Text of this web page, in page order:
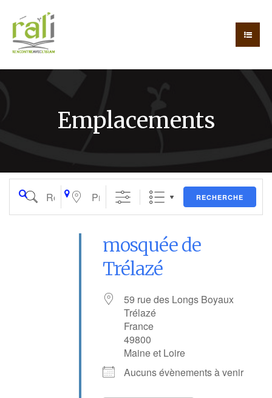
Emplacements
Recherche Proche de… RECHERCHE
mosquée de
Trélazé
59 rue des Longs Boyaux
Trélazé
France
49800
Maine et Loire
Aucuns évènements à venir